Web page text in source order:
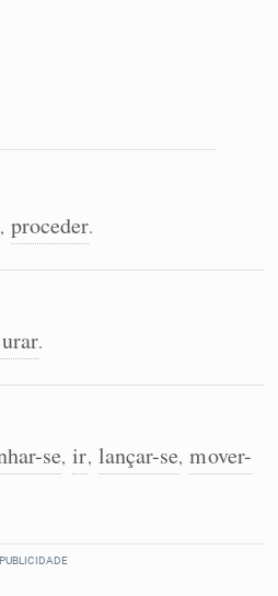
, proceder.
.
se, ir, lançar-se, mover-